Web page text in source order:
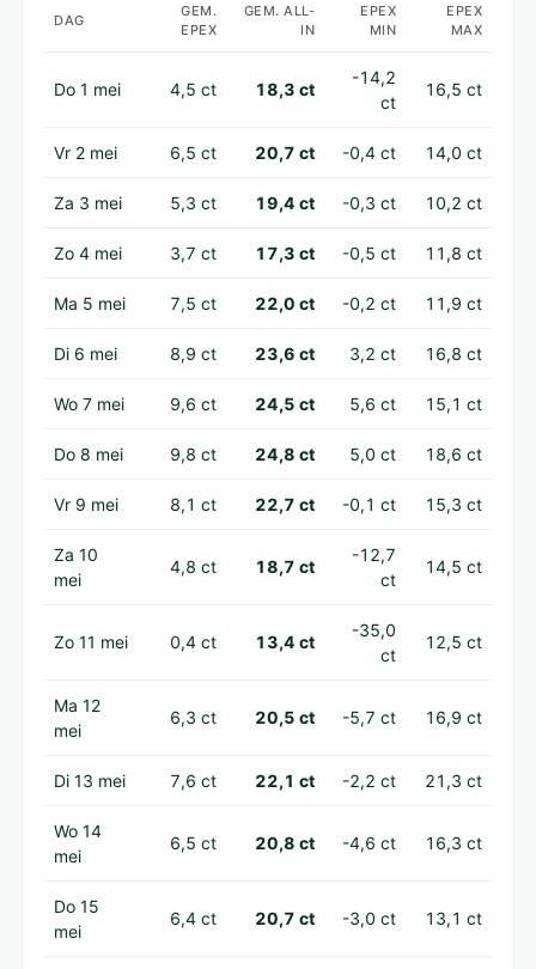
DAG
GEM.
EPEX
GEM. ALL-
IN
EPEX
MIN
EPEX
MAX
Do 1 mei 4,5 ct 18,3 ct
-14,2
ct
16,5 ct
Vr 2 mei 6,5 ct 20,7 ct -0,4 ct 14,0 ct
Za 3 mei 5,3 ct 19,4 ct -0,3 ct 10,2 ct
Zo 4 mei 3,7 ct 17,3 ct -0,5 ct 11,8 ct
Ma 5 mei 7,5 ct 22,0 ct -0,2 ct 11,9 ct
Di 6 mei 8,9 ct 23,6 ct 3,2 ct 16,8 ct
Wo 7 mei 9,6 ct 24,5 ct 5,6 ct 15,1 ct
Do 8 mei 9,8 ct 24,8 ct 5,0 ct 18,6 ct
Vr 9 mei 8,1 ct 22,7 ct -0,1 ct 15,3 ct
Za 10
mei
4,8 ct 18,7 ct
-12,7
ct
14,5 ct
Zo 11 mei 0,4 ct 13,4 ct
-35,0
ct
12,5 ct
Ma 12
mei
6,3 ct 20,5 ct -5,7 ct 16,9 ct
Di 13 mei 7,6 ct 22,1 ct -2,2 ct 21,3 ct
Wo 14
mei
6,5 ct 20,8 ct -4,6 ct 16,3 ct
Do 15
mei
6,4 ct 20,7 ct -3,0 ct 13,1 ct